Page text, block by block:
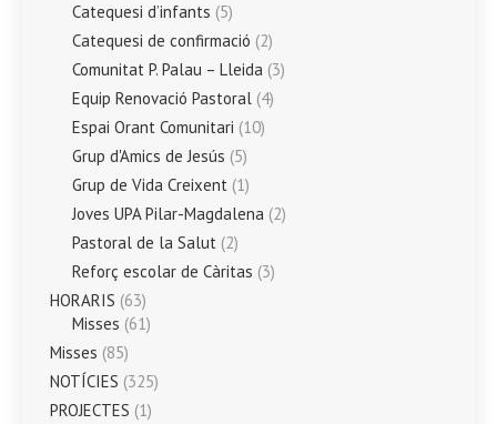
Catequesi d’infants (5)
Catequesi de confirmació (2)
Comunitat P. Palau – Lleida (3)
Equip Renovació Pastoral (4)
Espai Orant Comunitari (10)
Grup d'Amics de Jesús (5)
Grup de Vida Creixent (1)
Joves UPA Pilar-Magdalena (2)
Pastoral de la Salut (2)
Reforç escolar de Càritas (3)
HORARIS (63)
Misses (61)
Misses (85)
NOTÍCIES (325)
PROJECTES (1)